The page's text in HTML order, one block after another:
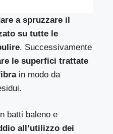
a spruzzare il
su tutte le
. Successivamente
le superfici trattate
in modo da
batti baleno e
all’utilizzo dei